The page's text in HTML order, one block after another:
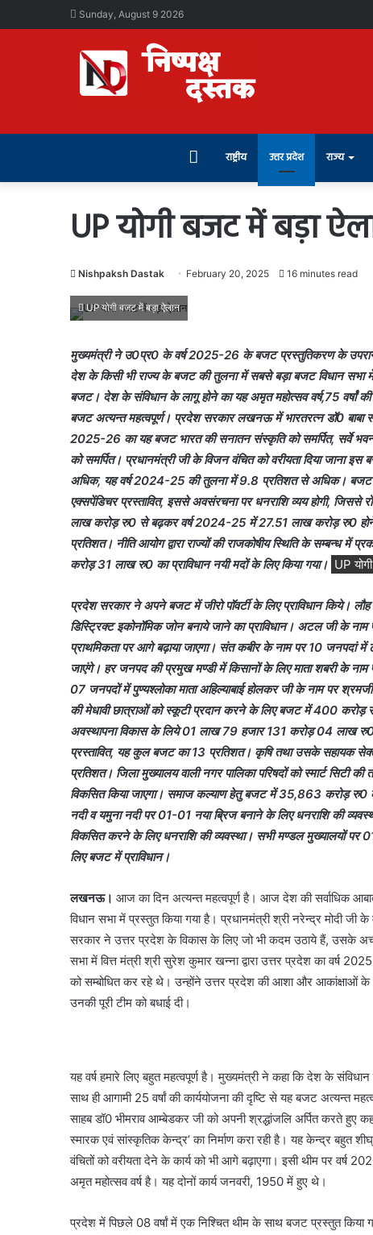
Sunday, August 9 2026
राष्ट्रीय उत्तर प्रदेश राज्य
UP योगी बजट में बड़ा
Nishpaksh Dastak February 20, 2025 16 minutes read
UP योगी बजट में बड़ा ऐलान
मुख्यमंत्री ने उ0प्र0 के वर्ष 2025-26 के बजट प्रस्तुतिकरण के उपरान्त
देश के किसी भी राज्य के बजट की तुलना में सबसे बड़ा बजट विधान सभा में
बजट। देश के संविधान के लागू होने का यह अमृत महोत्सव वर्ष,75 वर्षां की
बजट अत्यन्त महत्वपूर्ण। प्रदेश सरकार लखनऊ में भारतरत्न डॉ0 बाबा
2025-26 का यह बजट भारत की सनातन संस्कृति को समर्पित, सर्वे
को समर्पित। प्रधानमंत्री जी के विजन वंचित को वरीयता दिया
अधिक, यह वर्ष 2024-25 की तुलना में 9.8 प्रतिशत से अधिक।
एक्सपेंडिचर प्रस्तावित, इससे अवसंरचना पर धनराशि व्यय होगी,
लाख करोड़ रु0 से बढ़कर वर्ष 2024-25 में 27.51 लाख करोड़ रु0
प्रतिशत। नीति आयोग द्वारा राज्यों की राजकोषीय स्थिति के सम्बन्ध
करोड़ 31 लाख रु0 का प्राविधान नयी मदों के लिए किया गया। UP
प्रदेश सरकार ने अपने बजट में जीरो पॉवर्टी के लिए प्राविधान किये।
डिस्ट्रिक्ट इकोनॉमिक जोन बनाये जाने का प्राविधान। अटल जी के नाम
प्राथमिकता पर आगे बढ़ाया जाएगा। संत कबीर के नाम पर 10 जनपदां में
जाएंगे। हर जनपद की प्रमुख मण्डी में किसानों के लिए माता शबरी के
07 जनपदों में पुण्यश्लोका माता अहिल्याबाई होलकर जी के नाम पर
की मेधावी छात्राओं को स्कूटी प्रदान करने के लिए बजट में 400 करोड़ रु0
अवस्थापना विकास के लिये 01 लाख 79 हजार 131 करोड़ 04 लाख
प्रस्तावित, यह कुल बजट का 13 प्रतिशत। कृषि तथा उसके सहायक
प्रतिशत। जिला मुख्यालय वाली नगर पालिका परिषदों को स्मार्ट सिटी
विकसित किया जाएगा। समाज कल्याण हेतु बजट में 35,863 करोड़ रु0
नदी व यमुना नदी पर 01-01 नया ब्रिज बनाने के लिए धनराशि की
विकसित करने के लिए धनराशि की व्यवस्था। सभी मण्डल मुख्यालयों
लिए बजट में प्राविधान।
लखनऊ। आज का दिन अत्यन्त महत्वपूर्ण है। आज देश की सर्वाधिक
विधान सभा में प्रस्तुत किया गया है। प्रधानमंत्री श्री नरेन्द्र मोदी जी
सरकार ने उत्तर प्रदेश के विकास के लिए जो भी कदम उठाये हैं, उसके
सभा में वित्त मंत्री श्री सुरेश कुमार खन्ना द्वारा उत्तर प्रदेश का वर्ष
को सम्बोधित कर रहे थे। उन्होंने उत्तर प्रदेश की आशा और आकांक्षाओं
उनकी पूरी टीम को बधाई दी।
यह वर्ष हमारे लिए बहुत महत्वपूर्ण है। मुख्यमंत्री ने कहा कि देश के
साथ ही आगामी 25 वर्षां की कार्ययोजना की दृष्टि से यह बजट अत्यन्त
साहब डॉ0 भीमराव आम्बेडकर जी को अपनी श्रद्धांजलि अर्पित करते
स्मारक एवं सांस्कृतिक केन्द्र’ का निर्माण करा रही है। यह केन्द्र बहुत
वंचितों को वरीयता देने के कार्य को भी आगे बढ़ाएगा। इसी थीम पर वर्ष
अमृत महोत्सव वर्ष है। यह दोनों कार्य जनवरी, 1950 में हुए थे।
प्रदेश में पिछले 08 वर्षां में एक निश्चित थीम के साथ बजट प्रस्तुत किया